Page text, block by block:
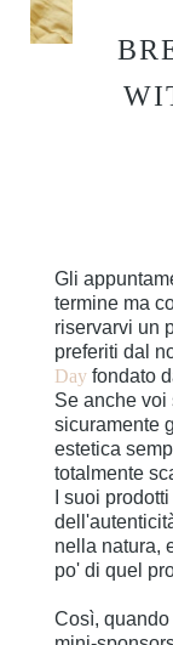
Gli
termine ma
riservarvi un
preferiti dal
Day fondato
Se anche voi
sicuramente
estetica
totalmente
I suoi
nella natura,
po' di quel
Così,